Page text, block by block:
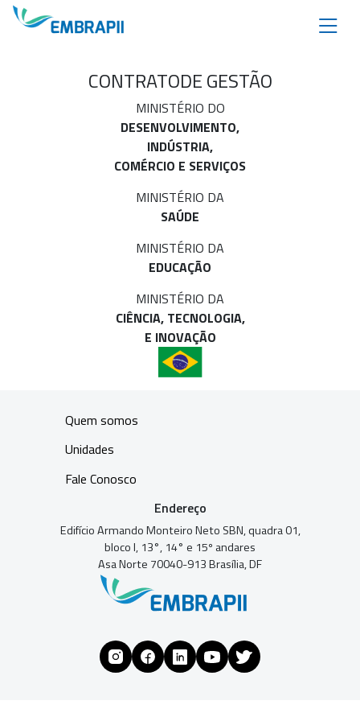
CONTRATODE GESTÃO
MINISTÉRIO DO
DESENVOLVIMENTO,
INDÚSTRIA,
COMÉRCIO E SERVIÇOS
MINISTÉRIO DA
SAÚDE
MINISTÉRIO DA
EDUCAÇÃO
MINISTÉRIO DA
CIÊNCIA, TECNOLOGIA,
E INOVAÇÃO
Quem somos
Unidades
Fale Conosco
Endereço
Edifício Armando Monteiro Neto SBN, quadra 01,
bloco I, 13°, 14° e 15º andares
Asa Norte 70040-913 Brasília, DF